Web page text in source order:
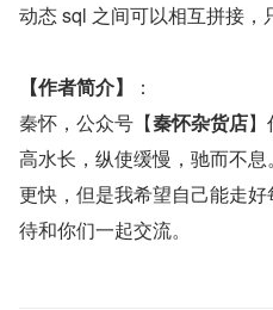
动态 sql 之间可以相互拼接，
【作者简介】
：
秦怀，公众号【秦怀杂货店
高水长，纵使缓慢，驰而不
更快，但是我希望自己能走
待和你们一起交流。